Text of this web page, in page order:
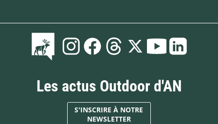
Les actus Outdoor d'AN
S'INSCRIRE À NOTRE
NEWSLETTER